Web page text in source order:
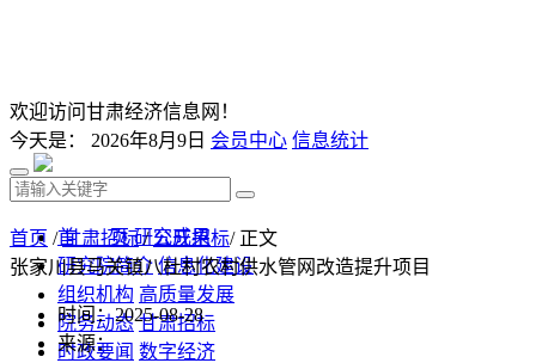
欢迎访问甘肃经济信息网！
今天是： 2026年8月9日 会员中心 信息统计
首 页 研究成果
研究院简介 信息化建设
组织机构 高质量发展
院务动态 甘肃招标
时政要闻 数字经济
首页 /甘肃招标/公开招标/ 正文
张家川县马关镇八杜村农村供水管网改造提升项目
时间：2025-08-28
来源：